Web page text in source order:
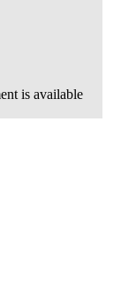
is available